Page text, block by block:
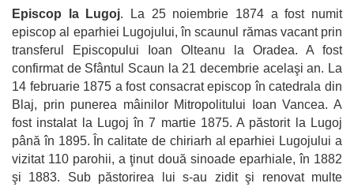
Episcop la Lugoj. La 25 noiembrie 1874 a fost numit
episcop al eparhiei Lugojului, în scaunul rămas vacant prin
transferul Episcopului Ioan Olteanu la Oradea. A fost
confirmat de Sfântul Scaun la 21 decembrie acelaşi an. La
14 februarie 1875 a fost consacrat episcop în catedrala din
Blaj, prin punerea mâinilor Mitropolitului Ioan Vancea. A
fost instalat la Lugoj în 7 martie 1875. A păstorit la Lugoj
până în 1895. În calitate de chiriarh al eparhiei Lugojului a
vizitat 110 parohii, a ţinut două sinoade eparhiale, în 1882
şi 1883. Sub păstorirea lui s-au zidit şi renovat multe